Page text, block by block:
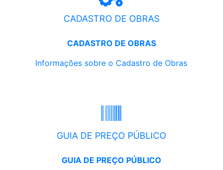
CADASTRO DE OBRAS
CADASTRO DE OBRAS
Informações sobre o Cadastro de Obras
GUIA DE PREÇO PÚBLICO
GUIA DE PREÇO PÚBLICO